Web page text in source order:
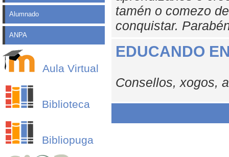
Alumnado
ANPA
Aula Virtual
Biblioteca
Bibliopuga
tamén o comezo
conquistar.
EDUCANDO
Consellos, xogos,